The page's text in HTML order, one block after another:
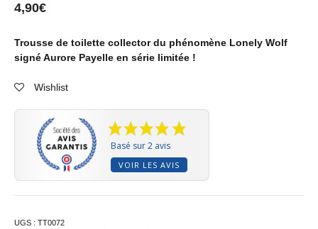
4,90€
Trousse de toilette collector du phénomène Lonely Wolf
signé Aurore Payelle en série limitée !
Wishlist
Basé sur 2 avis
VOIR LES AVIS
UGS : TT0072